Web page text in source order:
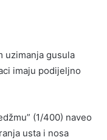
uzimanja gusula
imaju podijeljno
(1/400) naveo
usta i nosa